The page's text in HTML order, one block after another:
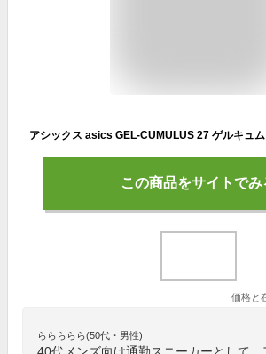
この商品をサイトでみ
価格と
ららららら(50代・男性)